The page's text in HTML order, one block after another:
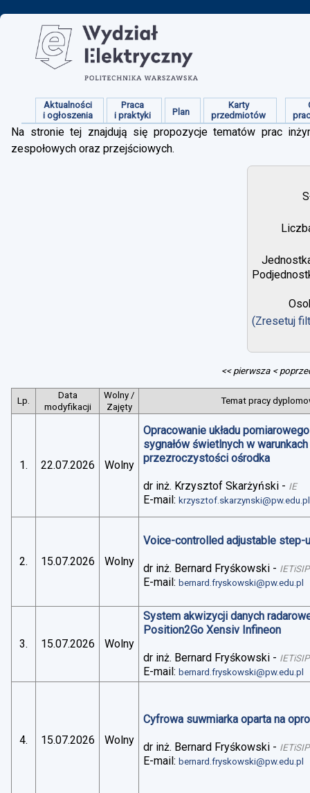
Aktualności
i ogłoszenia
Praca
i praktyki
Plan
Karty
przedmiotów
Na stronie tej znajdują się propozycje tematów prac
zespołowych oraz przejściowych.
(Zresetuj
<< pierwsza <
Lp.
Data
modyfikacji
Wolny /
Zajęty
Temat pracy
1. 22.07.2026 Wolny
Opracowanie układu
sygnałów świetlnych w
przezroczystości ośrodka
dr inż. Krzysztof Skarżyński - IE
E-mail:krzysztof.skarzynski@pw.edu.pl
2. 15.07.2026 Wolny
Voice-controlled adjustable step-
dr inż. Bernard Fryśkowski - IETiSIP
E-mail:bernard.fryskowski@pw.edu.pl
3. 15.07.2026 Wolny
System akwizycji danych
Position2Go Xensiv Infineon
dr inż. Bernard Fryśkowski - IETiSIP
E-mail:bernard.fryskowski@pw.edu.pl
4. 15.07.2026 Wolny
Cyfrowa suwmiarka oparta na
dr inż. Bernard Fryśkowski - IETiSIP
E-mail:bernard.fryskowski@pw.edu.pl